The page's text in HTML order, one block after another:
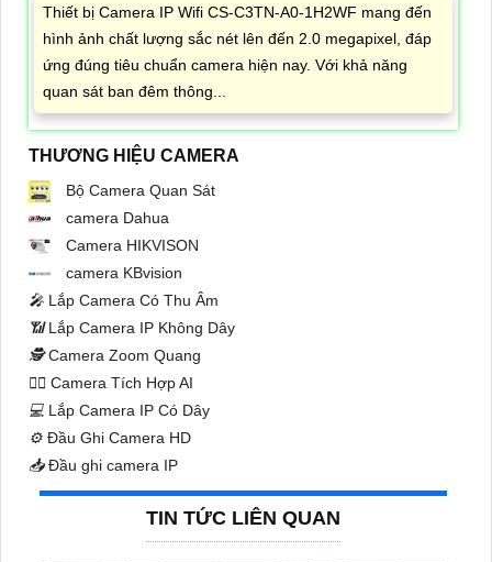
Thiết bị Camera IP Wifi CS-C3TN-A0-1H2WF mang đến
hình ảnh chất lượng sắc nét lên đến 2.0 megapixel, đáp
ứng đúng tiêu chuẩn camera hiện nay. Với khả năng
quan sát ban đêm thông...
THƯƠNG HIỆU CAMERA
Bộ Camera Quan Sát
camera Dahua
Camera HIKVISON
camera KBvision
️🎤️ Lắp Camera Có Thu Âm
📶Lắp Camera IP Không Dây
🕵️Camera Zoom Quang
🧛‍♀️ Camera Tích Hợp AI
💻 Lắp Camera IP Có Dây
⚙️ Đầu Ghi Camera HD
📥Đầu ghi camera IP
TIN TỨC LIÊN QUAN